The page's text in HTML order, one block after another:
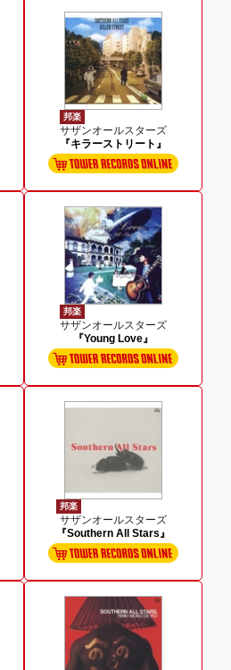
邦楽
サザンオールスターズ
『キラーストリート』
邦楽
サザンオールスターズ
『Young Love』
邦楽
サザンオールスターズ
『Southern All Stars』